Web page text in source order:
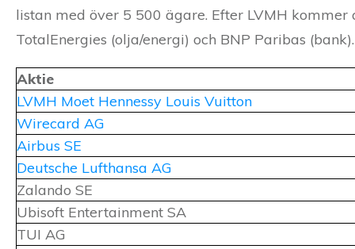
listan med över 5 500 ägare. Efter LVMH
TotalEnergies (olja/energi) och BNP Paribas (bank).
Aktie
LVMH Moet Hennessy Louis Vuitton
Wirecard AG
Airbus SE
Deutsche Lufthansa AG
Zalando SE
Ubisoft Entertainment SA
TUI AG